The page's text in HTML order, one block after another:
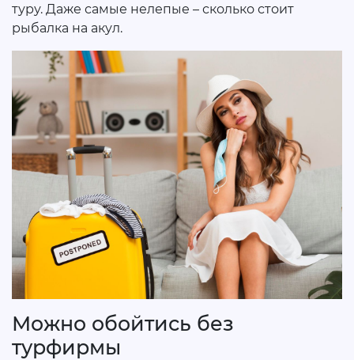
туру. Даже самые нелепые – сколько стоит
рыбалка на акул.
Можно обойтись без
турфирмы